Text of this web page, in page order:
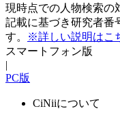
現時点での人物検索の
記載に基づき研究者番
す。
※詳しい説明はこ
スマートフォン版
|
PC版
CiNiiについて